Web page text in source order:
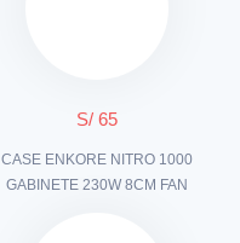
S/ 65
CASE ENKORE NITRO 1000
GABINETE 230W 8CM FAN